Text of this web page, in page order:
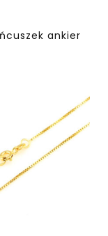
ankier